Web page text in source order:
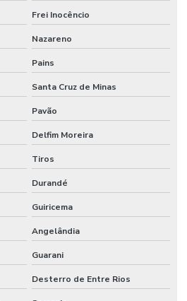
Frei Inocêncio
Nazareno
Pains
Santa Cruz de Minas
Pavão
Delfim Moreira
Tiros
Durandé
Guiricema
Angelândia
Guarani
Desterro de Entre Rios